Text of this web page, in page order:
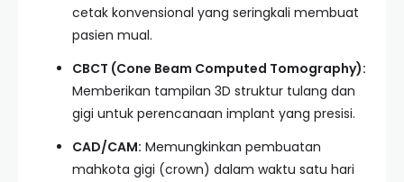
cetak konvensional yang seringkali membuat
pasien mual.
CBCT (Cone Beam Computed Tomography):
Memberikan tampilan 3D struktur tulang dan
gigi untuk perencanaan implant yang presisi.
CAD/CAM: Memungkinkan pembuatan
mahkota gigi (crown) dalam waktu satu hari